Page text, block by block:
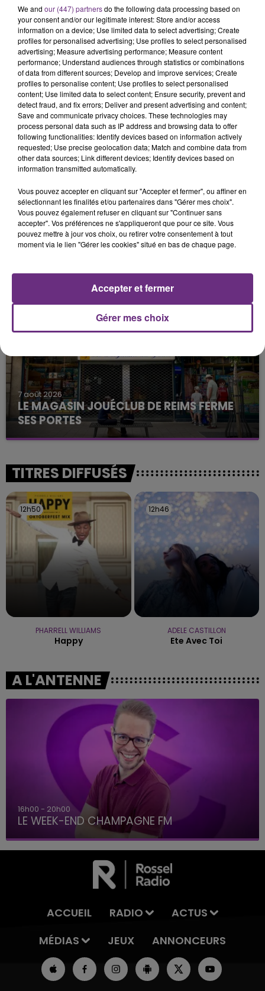
devant la Préfecture deCharleville- Mézièresà
partir de 14h.
• ÀTroyes, dans l’Aube, la manifestation partira à 14h
depuis la Maison des Syndicats .
FIL D'ACTU
7 août 2026
TOUJOURS À L'ARRÊT
Cela fait déjà une semaine que la centrale
justifiée par la sécheresse intense qui est toujours
présente.
7 août 2026
LE MAGASIN JOUÉCLUB DE REIMS FERME
SES PORTES
C'était l'une des institutions du centre-ville
fermer ses portes.
TITRES DIFFUSÉS
12h50
12h50
PHARRELL WILLIAMS
Happy
12h46
12h46
ADELE CASTILLON
Ete Avec Toi
A L'ANTENNE
16h00 - 20h00
LE WEEK-END CHAMPAGNE FM
ACCUEIL RADIO
ACTUS
MÉDIAS
JEUX ANNONCEURS
We and our (447) partnersdo the following data processing based on
your consent and/or our legitimate interest: Store and/or access
information on a device; Use limited data to select advertising; Create
profiles for personalised advertising; Use profiles to select personalised
advertising; Measure advertising performance; Measure content
performance; Understand audiences through statistics or combinations
of data from different sources; Develop and improve services; Create
profiles to personalise content; Use profiles to select personalised
content; Use limited data to select content; Ensure security, prevent and
detect fraud, and fix errors; Deliver and present advertising and content;
Save and communicate privacy choices. These technologies may
process personal data such as IP address and browsing data to offer
following functionalities: Identify devices based on information actively
requested; Use precise geolocation data; Match and combine data from
other data sources; Link different devices; Identify devices based on
information transmitted automatically.
Vous pouvez accepter en cliquant sur "Accepter et fermer", ou affiner en
sélectionnant les finalités et/ou partenaires dans "Gérer mes choix".
Vous pouvez également refuser en cliquant sur "Continuer sans
accepter". Vos préférences ne s'appliqueront que pour ce site. Vous
pouvez mettre à jour vos choix, ou retirer votre consentement à tout
moment via le lien "Gérer les cookies" situé en bas de chaque page.
Gérer mes choix
Accepter et fermer